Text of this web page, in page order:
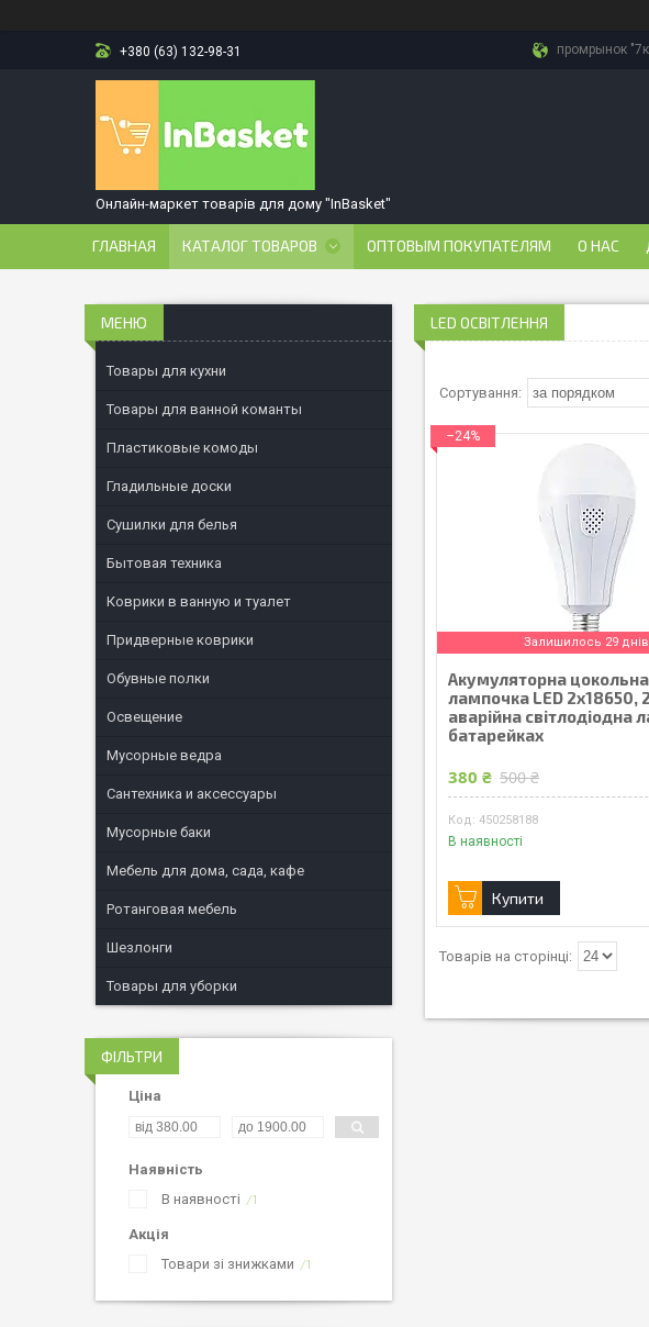
+380 (63) 132-98-31 промрынок
Онлайн-маркет товарів для дому "InBasket"
ГЛАВНАЯ КАТАЛОГ ТОВАРОВ ОПТОВЫМ ПОКУПАТЕЛЯМ О НАС
LED ОСВІТЛЕННЯ
–24%
Залишилось 29 днів
Акумуляторна
лампочка LED 2x18650,
аварійна світлодіодна
батарейках
380 ₴ 500 ₴
450258188
В наявності
Купити
Товары для кухни
Товары для ванной команты
Пластиковые комоды
Гладильные доски
Сушилки для белья
Бытовая техника
Коврики в ванную и туалет
Придверные коврики
Обувные полки
Освещение
Мусорные ведра
Сантехника и аксессуары
Мусорные баки
Мебель для дома, сада, кафе
Ротанговая мебель
Шезлонги
Товары для уборки
ФІЛЬТРИ
Ціна
Наявність
В наявності
1
Акція
Товари зі знижками
1